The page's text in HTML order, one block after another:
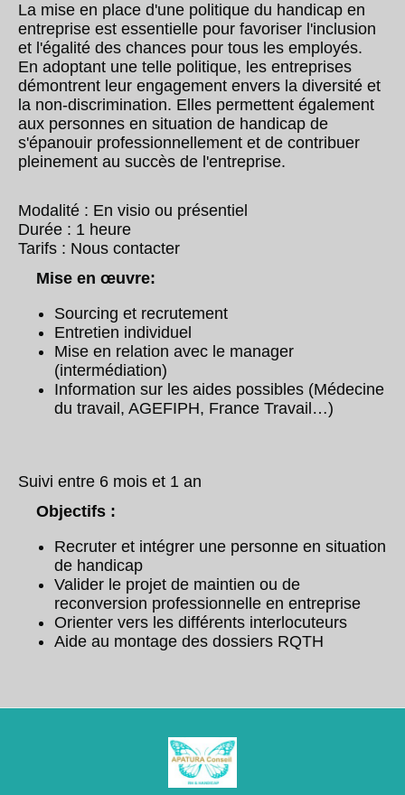
La mise en place d'une politique du handicap en
entreprise est essentielle pour favoriser l'inclusion
et l'égalité des chances pour tous les employés.
En adoptant une telle politique, les entreprises
démontrent leur engagement envers la diversité et
la non-discrimination. Elles permettent également
aux personnes en situation de handicap de
s'épanouir professionnellement et de contribuer
pleinement au succès de l'entreprise.
Modalité : En visio ou présentiel
Durée : 1 heure
Tarifs : Nous contacter
Mise en œuvre:
Sourcing et recrutement
Entretien individuel
Mise en relation avec le manager
(intermédiation)
Information sur les aides possibles (Médecine
du travail, AGEFIPH, France Travail…)
Suivi entre 6 mois et 1 an
Objectifs :
Recruter et intégrer une personne en situation
de handicap
Valider le projet de maintien ou de
reconversion professionnelle en entreprise
Orienter vers les différents interlocuteurs
Aide au montage des dossiers RQTH